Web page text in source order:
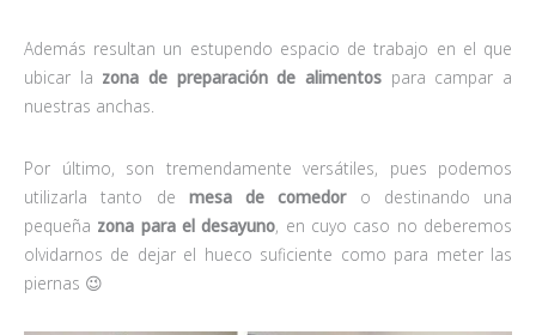
Además resultan un estupendo espacio de trabajo en el que
ubicar la zona de preparación de alimentos para campar a
nuestras anchas.
Por último, son tremendamente versátiles, pues podemos
utilizarla tanto de mesa de comedoro destinando una
pequeña zona para el desayuno, en cuyo caso no deberemos
olvidarnos de dejar el hueco suficiente como para meter las
piernas 😉